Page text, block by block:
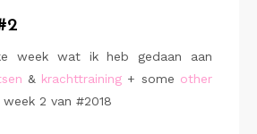
week wat ik heb gedaan aan
& krachttraining + some other
2 van #2018